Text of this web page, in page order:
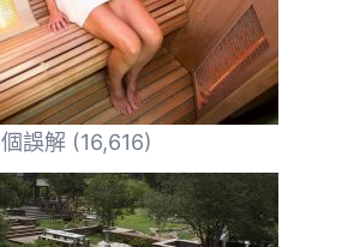
誤解 (16,616)